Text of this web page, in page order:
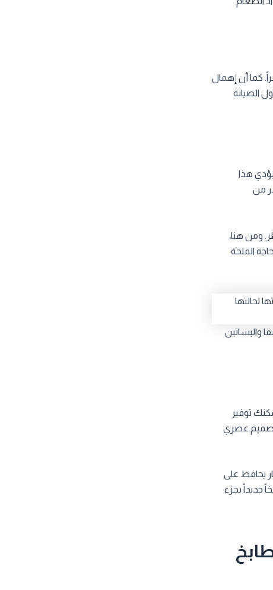
كما أن إهمال
الصيانة
هذا
من
ومن هنا،
الملحة
والبساتين
توفير
وتصميم عصري
يحافظ على
جديداً بجزء